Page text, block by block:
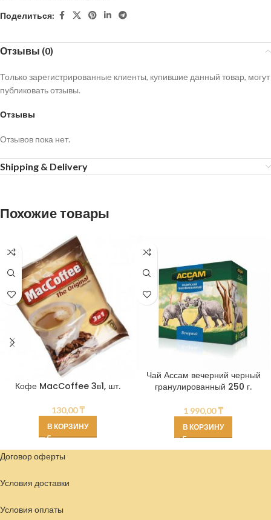
Поделиться:
Отзывы (0)
Отзывы
Отзывов пока нет.
Только зарегистрированные клиенты, купившие данный товар, могут
публиковать отзывы.
Shipping & Delivery
Похожие товары
Кофе MacCoffee 3в1, шт.
130,00₸
В КОРЗИНУ
Чай Ассам вечерний черный
гранулированный 250 г.
1 990,00₸
В КОРЗИНУ
Договор оферты
Условия доставки
Условия оплаты